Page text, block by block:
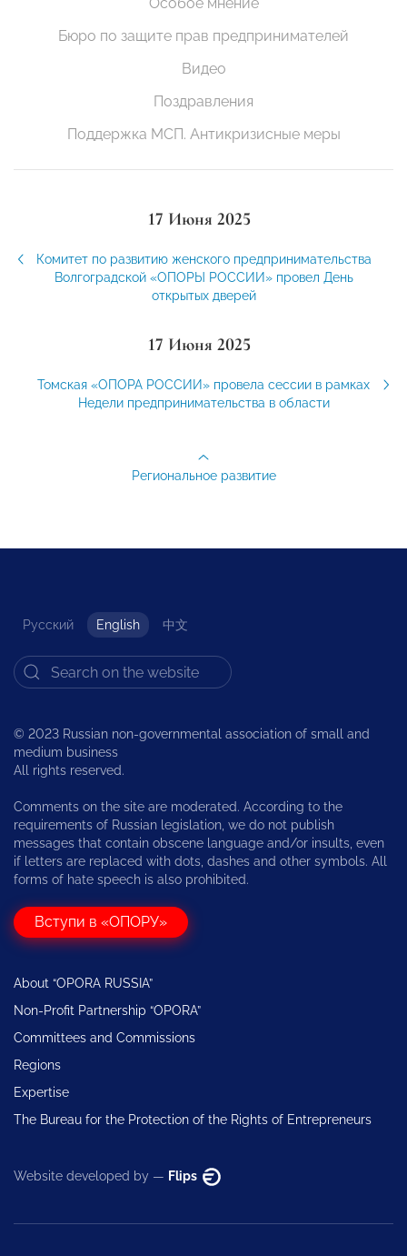
Бюро по защите прав предпринимателей
Видео
Поздравления
Поддержка МСП. Антикризисные меры
17 Июня 2025
Комитет по развитию женского предпринимательства
Волгоградской «ОПОРЫ РОССИИ» провел День
открытых дверей
17 Июня 2025
Томская «ОПОРА РОССИИ» провела сессии в рамках
Недели предпринимательства в области
Региональное развитие
Русский English 中文
© 2023 Russian non-governmental association of small and
medium business
All rights reserved.
Comments on the site are moderated. According to the
requirements of Russian legislation, we do not publish
messages that contain obscene language and/or insults, even
if letters are replaced with dots, dashes and other symbols. All
forms of hate speech is also prohibited.
Вступи в «ОПОРУ»
About “OPORA RUSSIA”
Non-Profit Partnership “OPORA”
Committees and Commissions
Regions
Expertise
The Bureau for the Protection of the Rights of Entrepreneurs
Website developed by — Flips